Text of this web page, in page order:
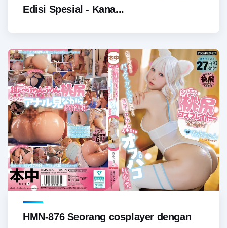
Edisi Spesial - Kana...
HMN-876 Seorang cosplayer dengan